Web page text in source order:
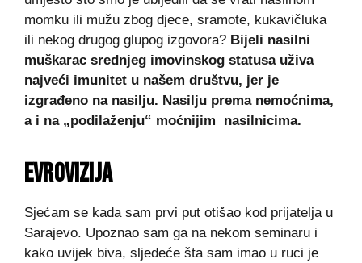
momku ili mužu zbog djece, sramote, kukavičluka
ili nekog drugog glupog izgovora? Bijeli nasilni
muškarac srednjeg imovinskog statusa uživa
najveći imunitet u našem društvu, jer je
izgrađeno na nasilju. Nasilju prema nemoćnima,
a i na „podilaženju“ moćnijim nasilnicima.
EVROVIZIJA
Sjećam se kada sam prvi put otišao kod prijatelja u
Sarajevo. Upoznao sam ga na nekom seminaru i
kako uvijek biva, sljedeće šta sam imao u ruci je